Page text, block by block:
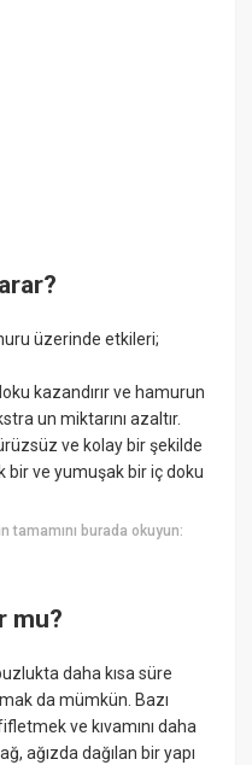
üzerinde etkileri;
kazandırır ve hamurun
un miktarını azaltır.
ve kolay bir şekilde
bir ve yumuşak bir iç doku
tamamını burada okuyun:
mu?
daha kısa süre
da mümkün. Bazı
ve kıvamını daha
ağızda dağılan bir yapı